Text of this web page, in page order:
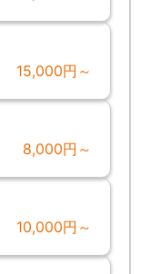
15,000円～
8,000円～
10,000円～